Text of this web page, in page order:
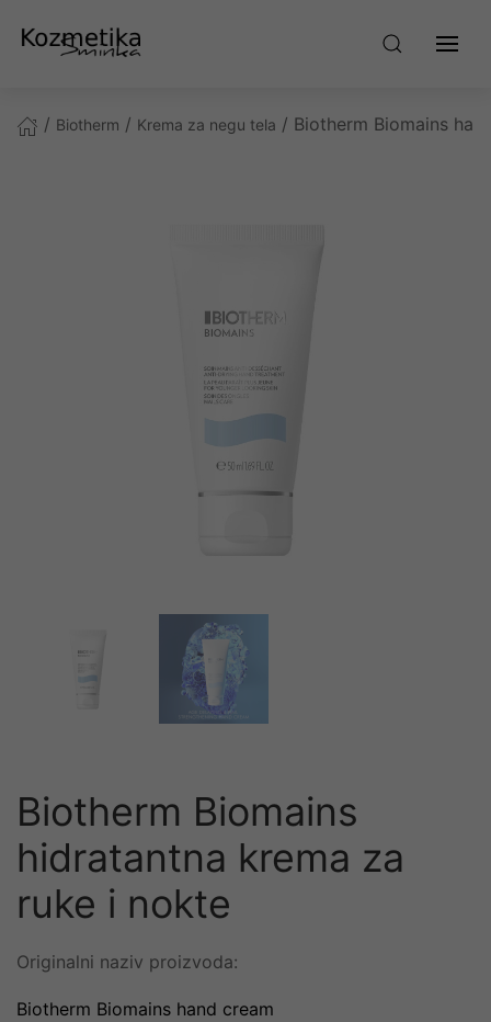
/ Biotherm / Krema za negu tela / Biotherm Biomains
Biotherm Biomains
hidratantna krema za
ruke i nokte
Originalni naziv proizvoda:
Biotherm Biomains hand cream